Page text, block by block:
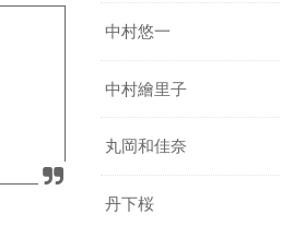
中村悠一
中村繪里子
丸岡和佳奈
丹下桜